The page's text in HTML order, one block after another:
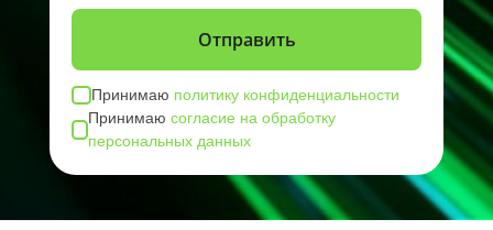
Принимаю политику конфиденциальности
Принимаюсогласие на обработку
персональных данных